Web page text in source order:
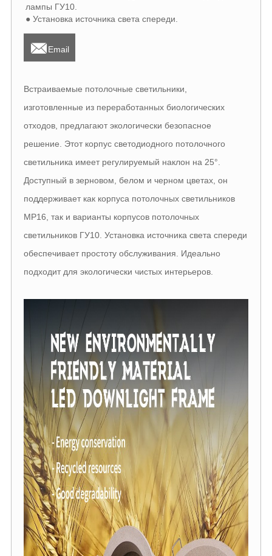
лампы ГУ10.
● Установка источника света спереди.
Email
Встраиваемые потолочные светильники,
изготовленные из переработанных биологических
отходов, предлагают экологически безопасное
решение. Этот корпус светодиодного потолочного
светильника имеет регулируемый наклон на 25°.
Доступный в зерновом, белом и черном цветах, он
поддерживает как корпуса потолочных светильников
МР16, так и варианты корпусов потолочных
светильников ГУ10. Установка источника света спереди
обеспечивает простоту обслуживания. Идеально
подходит для экологически чистых интерьеров.